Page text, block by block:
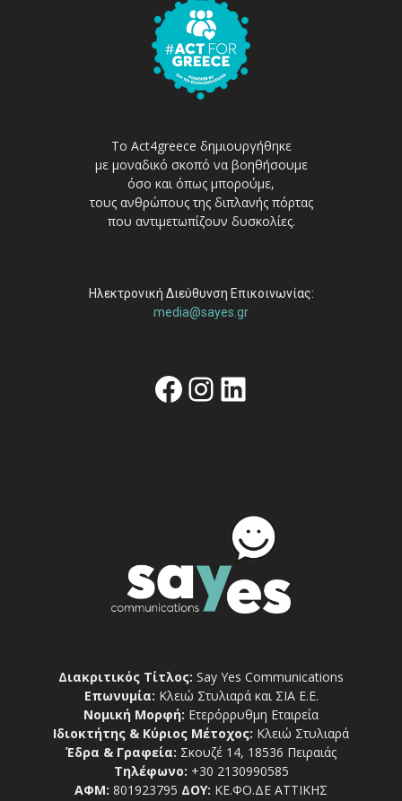
Το Act4greece δημιουργήθηκε
με μοναδικό σκοπό να βοηθήσουμε
όσο και όπως μπορούμε,
τους ανθρώπους της διπλανής πόρτας
που αντιμετωπίζουν δυσκολίες.
Ηλεκτρονική Διεύθυνση Επικοινωνίας:
media@sayes.gr
Facebook
Instagram
Linkedin
Διακριτικός Τίτλος: Say Yes Communications
Επωνυμία: Κλειώ Στυλιαρά και ΣΙΑ Ε.Ε.
Νομική Μορφή: Ετερόρρυθμη Εταιρεία
Ιδιοκτήτης & Κύριος Μέτοχος: Κλειώ Στυλιαρά
Έδρα & Γραφεία: Σκουζέ 14, 18536 Πειραιάς
Τηλέφωνο: +30 2130990585
ΑΦΜ: 801923795 ΔΟΥ: ΚΕ.ΦΟ.ΔΕ ΑΤΤΙΚΗΣ